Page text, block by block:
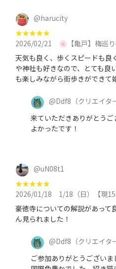
@harucity
★★★★★
2026/02/21
🌸【亀戸】梅巡り街歩きツ
天気も良く、歩くスピードも良
や神社も好きなので、とても良
も楽しみながら街歩きができて
@Ddf8 （クリエイタ
来ていただきありがとう
よかったです！
@uN08t1
★★★★★
2026/01/18
1/18（日）【現15名】女性共催🐱 豪徳寺散
豪徳寺についての解説があって
ん見られました！
@Ddf8 （クリエイタ
ご参加ありがとうござい